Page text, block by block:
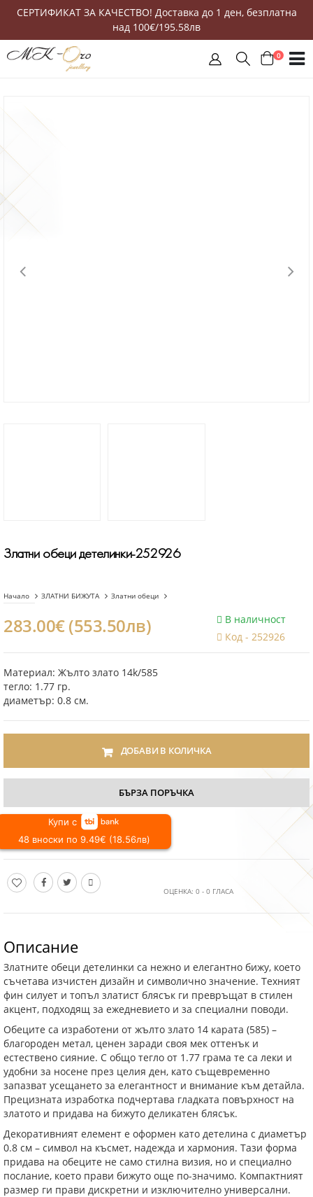
СЕРТИФИКАТ ЗА КАЧЕСТВО! Доставка до 1 ден, безплатна
над 100€/195.58лв
0
Златни обeци детелинки-252926
Начало ЗЛАТНИ БИЖУТА Златни обеци
283.00€ (553.50лв)
В наличност
Код -252926
Материал: Жълто злато 14k/585
тегло: 1.77 гр.
диаметър: 0.8 см.
ДОБАВИ В КОЛИЧКА
БЪРЗА ПОРЪЧКА
Купи с
48 вноски по 9.49€ (18.56лв)
ОЦЕНКА: 0 - 0 ГЛАСА
Описание
Златните обеци детелинки са нежно и елегантно бижу, което
съчетава изчистен дизайн и символично значение. Техният
фин силует и топъл златист блясък ги превръщат в стилен
акцент, подходящ за ежедневието и за специални поводи.
Обеците са изработени от жълто злато 14 карата (585) –
благороден метал, ценен заради своя мек оттенък и
естествено сияние. С общо тегло от 1.77 грама те са леки и
удобни за носене през целия ден, като същевременно
запазват усещането за елегантност и внимание към детайла.
Прецизната изработка подчертава гладката повърхност на
златото и придава на бижуто деликатен блясък.
Декоративният елемент е оформен като детелина с диаметър
0.8 см – символ на късмет, надежда и хармония. Тази форма
придава на обеците не само стилна визия, но и специално
послание, което прави бижуто още по-значимо. Компактният
размер ги прави дискретни и изключително универсални.